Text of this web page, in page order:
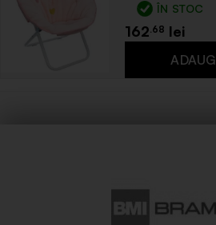
ÎN STOC
162 .68